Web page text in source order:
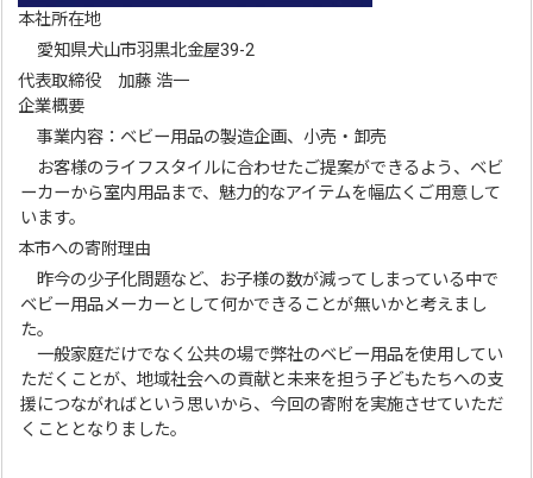
本社所在地
愛知県犬山市羽黒北金屋39-2
代表取締役 加藤 浩一
企業概要
事業内容：ベビー用品の製造企画、小売・卸売
お客様のライフスタイルに合わせたご提案ができるよう、ベビ
ーカーから室内用品まで、魅力的なアイテムを幅広くご用意して
います。
本市への寄附理由
昨今の少子化問題など、お子様の数が減ってしまっている中で
ベビー用品メーカーとして何かできることが無いかと考えまし
た。
一般家庭だけでなく公共の場で弊社のベビー用品を使用してい
ただくことが、地域社会への貢献と未来を担う子どもたちへの支
援につながればという思いから、今回の寄附を実施させていただ
くこととなりました。